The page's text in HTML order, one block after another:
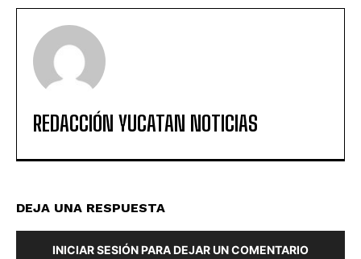
REDACCIÓN YUCATAN NOTICIAS
DEJA UNA RESPUESTA
INICIAR SESIÓN PARA DEJAR UN COMENTARIO